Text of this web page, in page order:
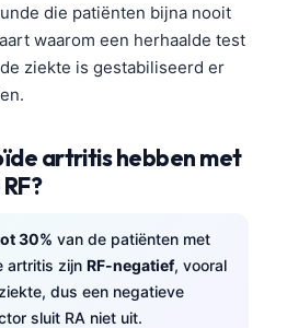
die patiënten bijna nooit
waarom een herhaalde test
ziekte is gestabiliseerd er
artritis hebben met
30% van de patiënten met
artritis zijn RF-negatief, vooral
dus een negatieve
sluit RA niet uit.